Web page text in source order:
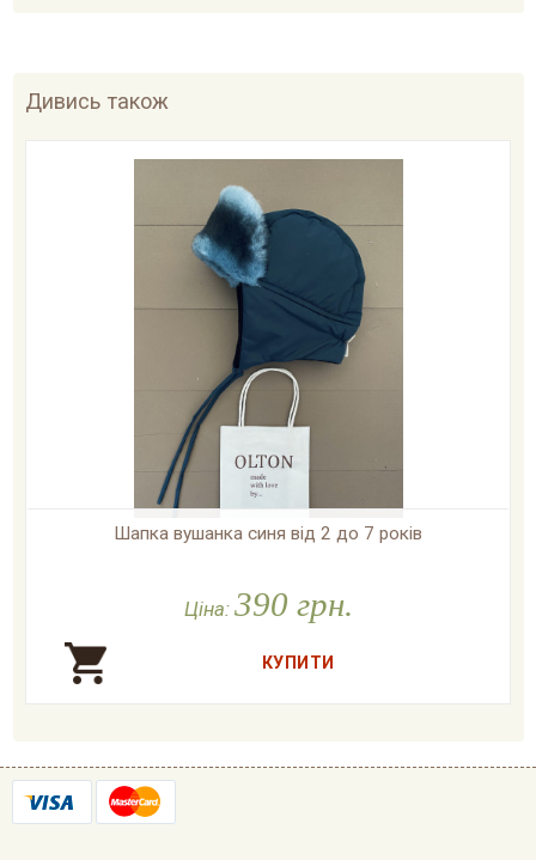
Дивись також
Шапка вушанка синя від 2 до 7 років
Ціна: 390 грн.